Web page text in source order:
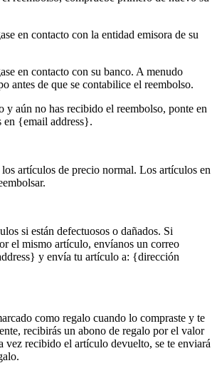
en contacto con la entidad emisora de su
en contacto con su banco. A menudo
antes de que se contabilice el reembolso.
y aún no has recibido el reembolso, ponte en
en {email address}.
los artículos de precio normal. Los artículos en
si están defectuosos o dañados. Si
el mismo artículo, envíanos un correo
y envía tu artículo a: {dirección
como regalo cuando lo compraste y te
recibirás un abono de regalo por el valor
vez recibido el artículo devuelto, se te enviará